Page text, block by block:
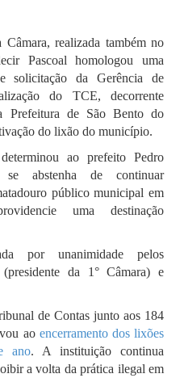
realizada também no
Pascoal homologou uma
solicitação da Gerência de
do TCE, decorrente
Prefeitura de São Bento do
do lixão do município.
ao prefeito Pedro
abstenha de continuar
público municipal em
uma destinação
por unanimidade pelos
da 1° Câmara) e
de Contas junto aos 184
ao encerramento dos lixões
ano. A instituição continua
a volta da prática ilegal em